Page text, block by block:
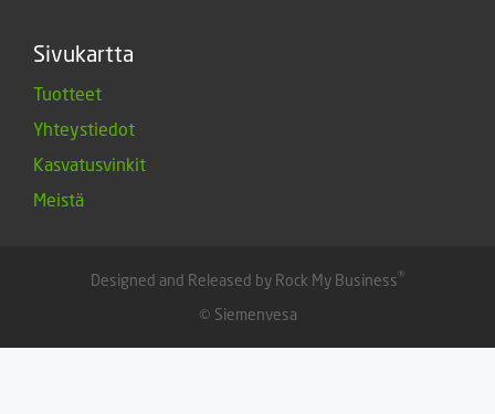
Sivukartta
Tuotteet
Yhteystiedot
Kasvatusvinkit
Meistä
Designed and Released by Rock My Business®
© Siemenvesa